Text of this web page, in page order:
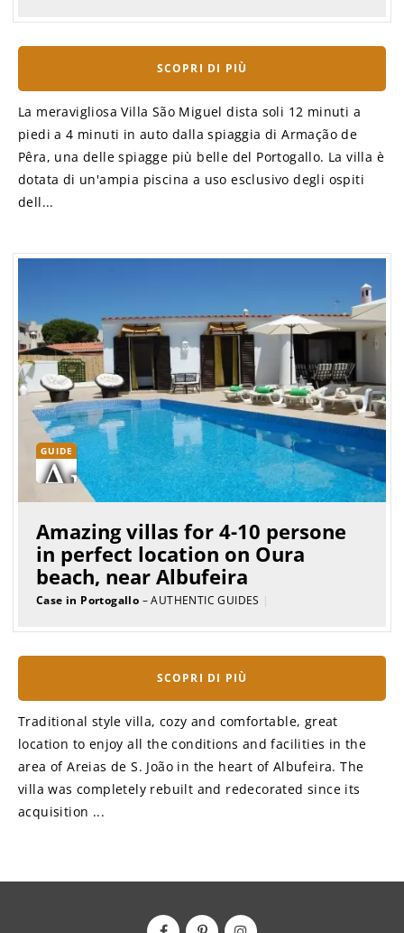
SCOPRI DI PIÙ
La meravigliosa Villa São Miguel dista soli 12 minuti a
piedi a 4 minuti in auto dalla spiaggia di Armação de
Pêra, una delle spiagge più belle del Portogallo. La villa è
dotata di un'ampia piscina a uso esclusivo degli ospiti
dell...
GUIDE
Amazing villas for 4-10 persone
in perfect location on Oura
beach, near Albufeira
Case in Portogallo – AUTHENTIC GUIDES |
SCOPRI DI PIÙ
Traditional style villa, cozy and comfortable, great
location to enjoy all the conditions and facilities in the
area of Areias de S. João in the heart of Albufeira. The
villa was completely rebuilt and redecorated since its
acquisition ...